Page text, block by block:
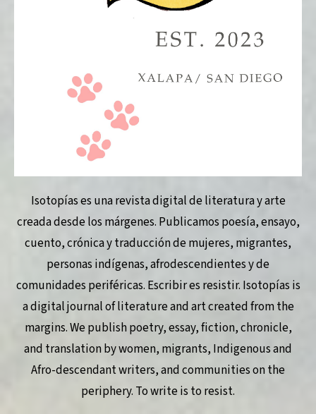
Isotopías es una revista digital de literatura y arte
creada desde los márgenes. Publicamos poesía, ensayo,
cuento, crónica y traducción de mujeres, migrantes,
personas indígenas, afrodescendientes y de
comunidades periféricas. Escribir es resistir. Isotopías is
a digital journal of literature and art created from the
margins. We publish poetry, essay, fiction, chronicle,
and translation by women, migrants, Indigenous and
Afro-descendant writers, and communities on the
periphery. To write is to resist.